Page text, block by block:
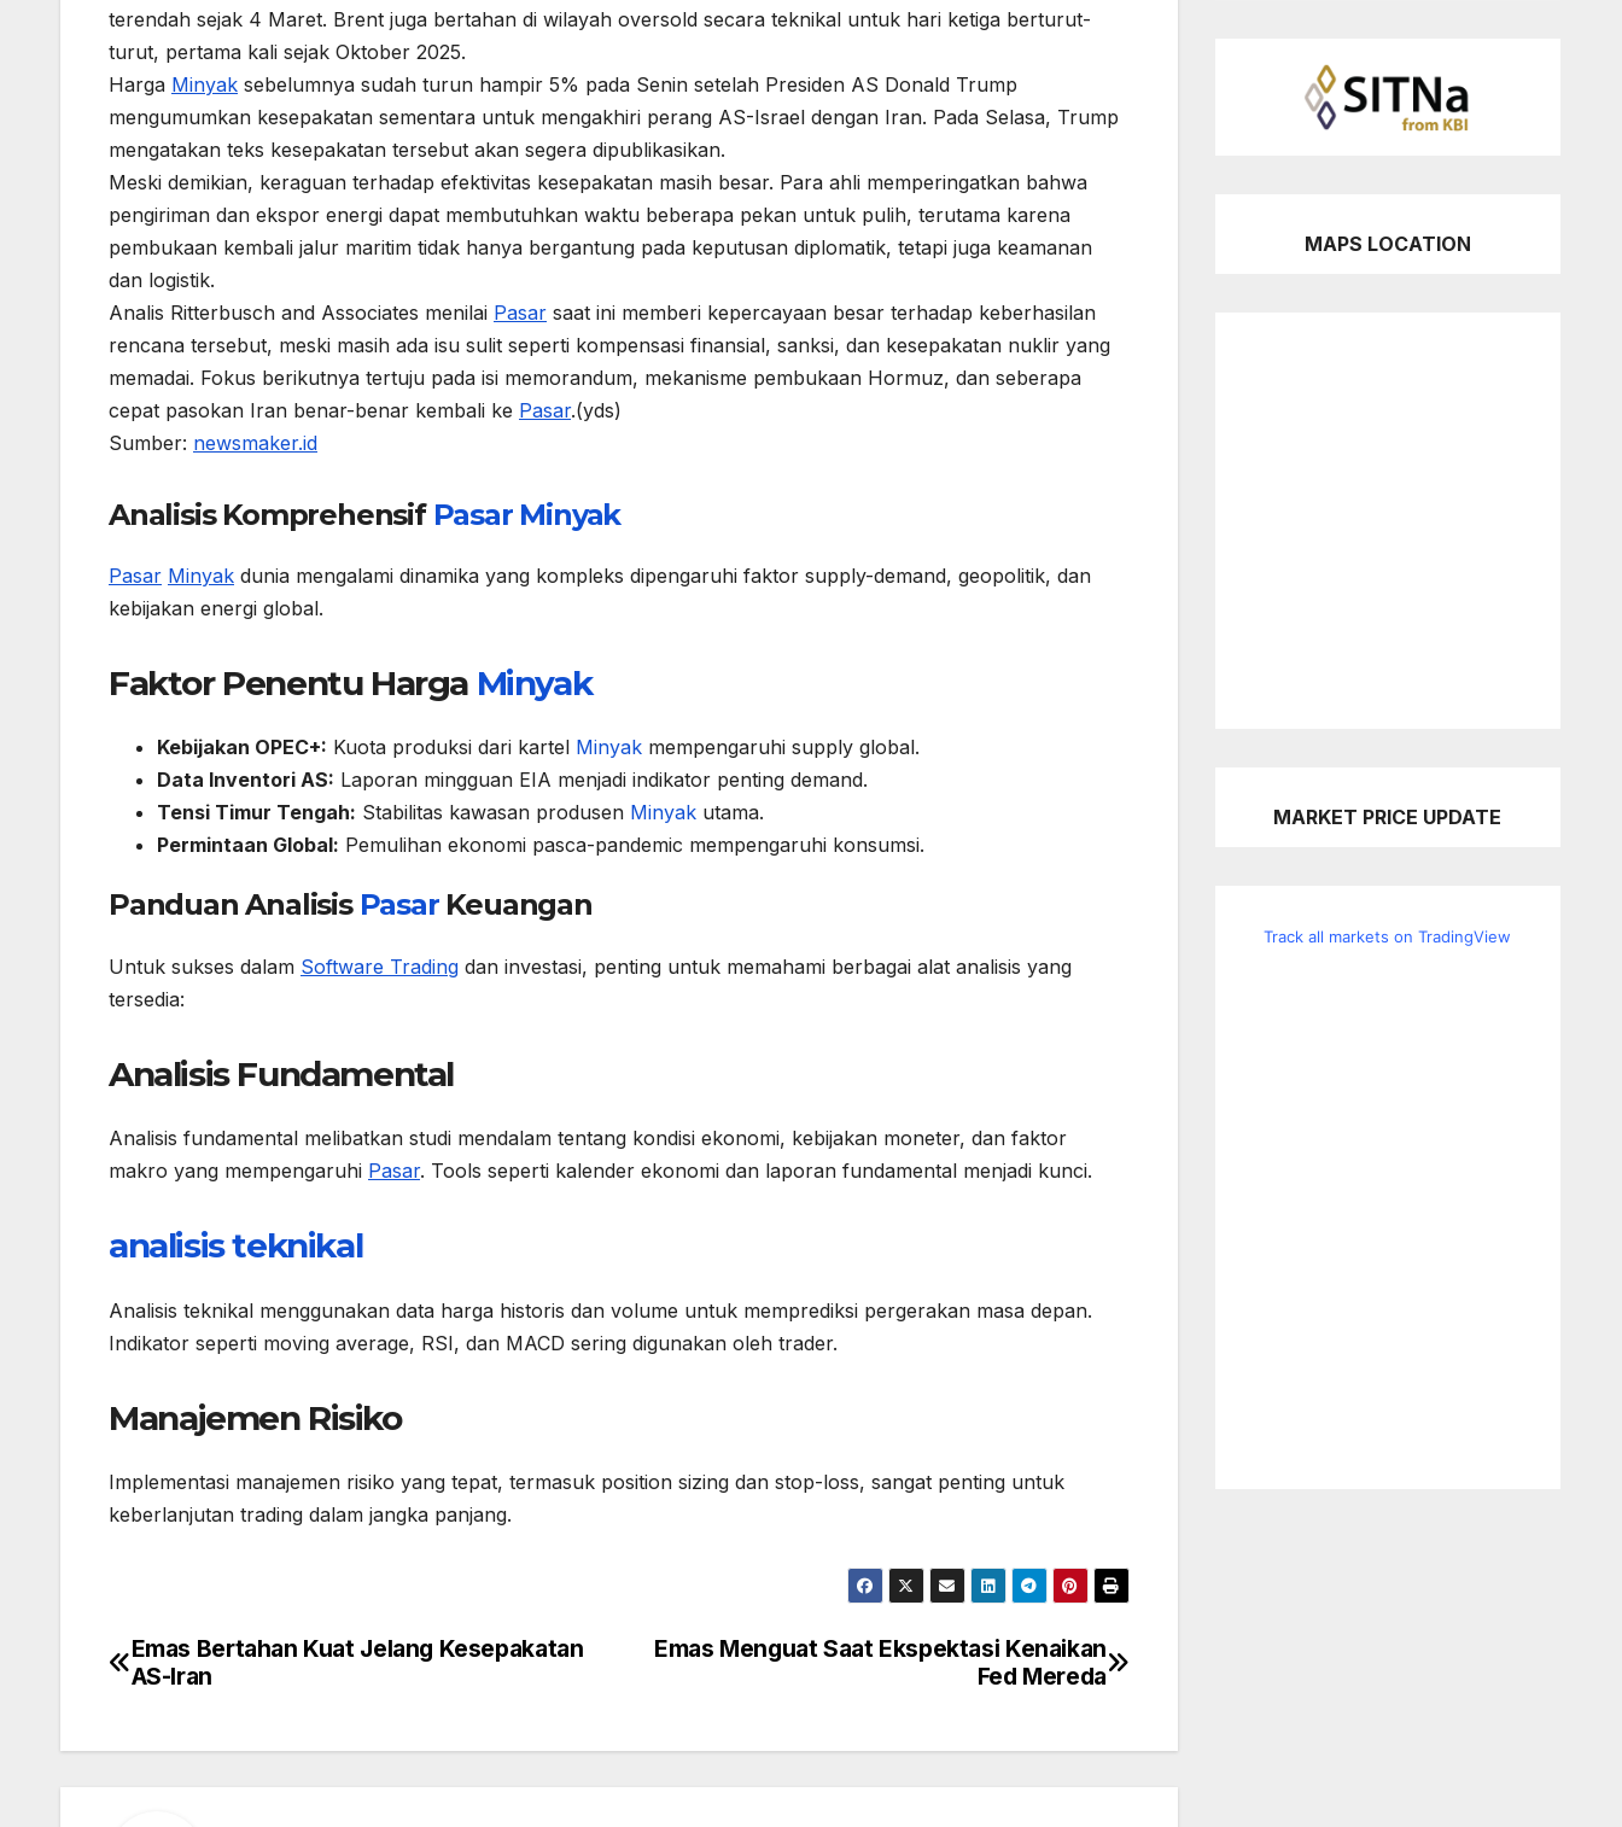
terendah sejak 4 Maret. Brent juga bertahan di wilayah oversold secara teknikal untuk hari ketiga berturut-
turut, pertama kali sejak Oktober 2025.
Harga Minyak sebelumnya sudah turun hampir 5% pada Senin setelah Presiden AS Donald Trump
mengumumkan kesepakatan sementara untuk mengakhiri perang AS-Israel dengan Iran. Pada Selasa, Trump
mengatakan teks kesepakatan tersebut akan segera dipublikasikan.
Meski demikian, keraguan terhadap efektivitas kesepakatan masih besar. Para ahli memperingatkan bahwa
pengiriman dan ekspor energi dapat membutuhkan waktu beberapa pekan untuk pulih, terutama karena
pembukaan kembali jalur maritim tidak hanya bergantung pada keputusan diplomatik, tetapi juga keamanan
dan logistik.
Analis Ritterbusch and Associates menilai Pasar saat ini memberi kepercayaan besar terhadap keberhasilan
rencana tersebut, meski masih ada isu sulit seperti kompensasi finansial, sanksi, dan kesepakatan nuklir yang
memadai. Fokus berikutnya tertuju pada isi memorandum, mekanisme pembukaan Hormuz, dan seberapa
cepat pasokan Iran benar-benar kembali ke Pasar.(yds)
Sumber: newsmaker.id
Analisis Komprehensif Pasar Minyak
Pasar Minyak dunia mengalami dinamika yang kompleks dipengaruhi faktor supply-demand, geopolitik, dan
kebijakan energi global.
Faktor Penentu Harga Minyak
Kebijakan OPEC+: Kuota produksi dari kartel Minyak mempengaruhi supply global.
Data Inventori AS: Laporan mingguan EIA menjadi indikator penting demand.
Tensi Timur Tengah: Stabilitas kawasan produsen Minyak utama.
Permintaan Global: Pemulihan ekonomi pasca-pandemic mempengaruhi konsumsi.
Panduan Analisis PasarKeuangan
Untuk sukses dalam Software Trading dan investasi, penting untuk memahami berbagai alat analisis yang
tersedia:
Analisis Fundamental
Analisis fundamental melibatkan studi mendalam tentang kondisi ekonomi, kebijakan moneter, dan faktor
makro yang mempengaruhi Pasar. Tools seperti kalender ekonomi dan laporan fundamental menjadi kunci.
analisis teknikal
Analisis teknikal menggunakan data harga historis dan volume untuk memprediksi pergerakan masa depan.
Indikator seperti moving average, RSI, dan MACD sering digunakan oleh trader.
Manajemen Risiko
Implementasi manajemen risiko yang tepat, termasuk position sizing dan stop-loss, sangat penting untuk
keberlanjutan trading dalam jangka panjang.
Post
navigation
Emas Menguat Saat Ekspektasi Kenaikan
Fed Mereda
Emas Bertahan Kuat Jelang Kesepakatan
AS-Iran
MAPS LOCATION
MARKET PRICE UPDATE
Track all markets on TradingView